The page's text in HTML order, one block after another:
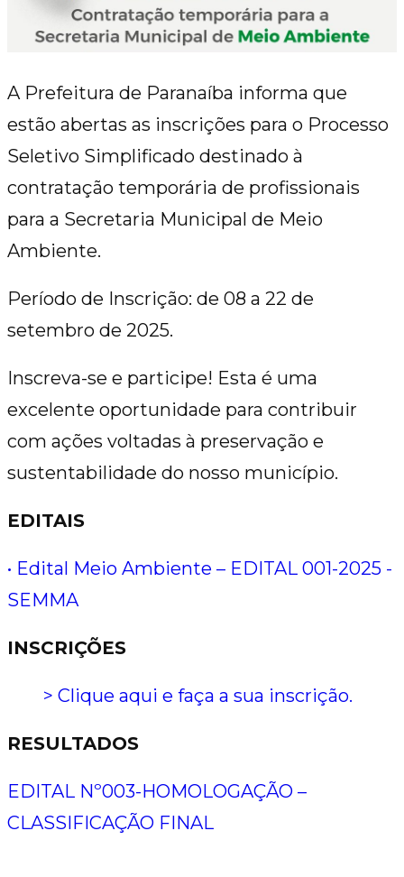
A Prefeitura de Paranaíba informa que
estão abertas as inscrições para o Processo
Seletivo Simplificado destinado à
contratação temporária de profissionais
para a Secretaria Municipal de Meio
Ambiente.
Período de Inscrição: de 08 a 22 de
setembro de 2025.
Inscreva-se e participe! Esta é uma
excelente oportunidade para contribuir
com ações voltadas à preservação e
sustentabilidade do nosso município.
EDITAIS
• Edital Meio Ambiente – EDITAL 001-2025 -
SEMMA
INSCRIÇÕES
> Clique aqui e faça a sua inscrição.
RESULTADOS
EDITAL Nº003-HOMOLOGAÇÃO –
CLASSIFICAÇÃO FINAL